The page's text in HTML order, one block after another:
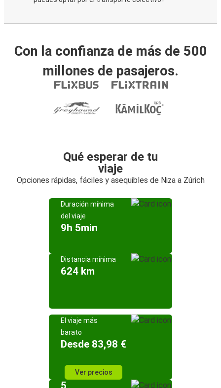
Con la confianza de más de 500
millones de pasajeros.
Qué esperar de tu
viaje
Opciones rápidas, fáciles y asequibles de Niza a Zúrich
Duración mínima
del viaje
9h 5min
Distancia mínima
624 km
El viaje más
barato
Desde 83,98 €
Ver precios
5